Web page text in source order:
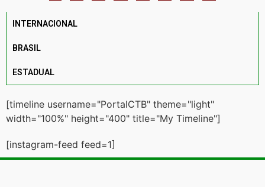
INTERNACIONAL
BRASIL
ESTADUAL
[timeline username="PortalCTB" theme="light"
width="100%" height="400" title="My Timeline"]
[instagram-feed feed=1]